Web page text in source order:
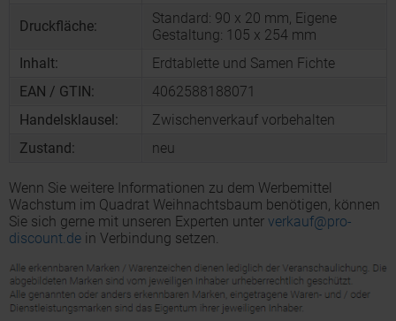
Druckfläche:
Standard: 90 x 20 mm, Eigene
Gestaltung: 105 x 254 mm
Inhalt:
Erdtablette und Samen Fichte
EAN / GTIN:
4062588188071
Handelsklausel:
Zwischenverkauf vorbehalten
Zustand:
neu
Wenn Sie weitere Informationen zu dem Werbemittel
Wachstum im Quadrat Weihnachtsbaum benötigen, können
Sie sich gerne mit unseren Experten unter verkauf@pro-
discount.de in Verbindung setzen.